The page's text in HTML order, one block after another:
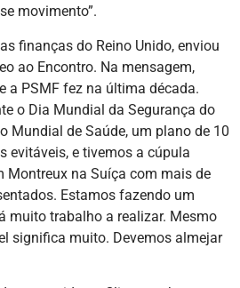
movimento”.
finanças do Reino Unido, enviou
ao Encontro. Na mensagem,
a PSMF fez na última década.
o Dia Mundial da Segurança do
Mundial de Saúde, um plano de 10
evitáveis, e tivemos a cúpula
Montreux na Suíça com mais de
Estamos fazendo um
muito trabalho a realizar. Mesmo
significa muito. Devemos almejar